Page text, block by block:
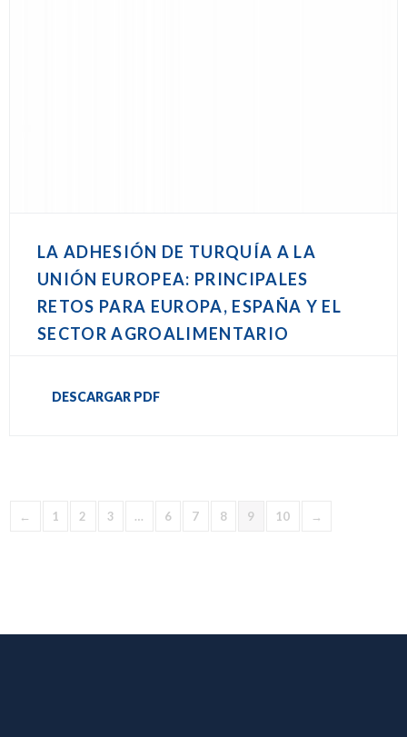
LA ADHESIÓN DE TURQUÍA A LA
UNIÓN EUROPEA: PRINCIPALES
RETOS PARA EUROPA, ESPAÑA Y EL
SECTOR AGROALIMENTARIO
DESCARGAR PDF
← 1 2 3 … 6 7 8 9 10 →